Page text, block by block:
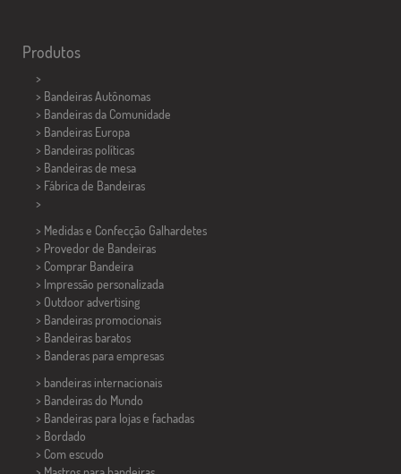
Produtos
>
> Bandeiras Autônomas
> Bandeiras da Comunidade
> Bandeiras Europa
> Bandeiras políticas
> Bandeiras de mesa
> Fábrica de Bandeiras
>
> Medidas e Confecção Galhardetes
> Provedor de Bandeiras
> Comprar Bandeira
> Impressão personalizada
> Outdoor advertising
> Bandeiras promocionais
> Bandeiras baratos
> Banderas para empresas
> bandeiras internacionais
> Bandeiras do Mundo
> Bandeiras para lojas e fachadas
> Bordado
> Com escudo